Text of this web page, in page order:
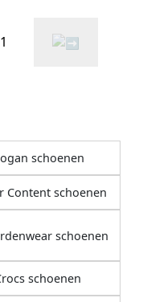
schoenen
Content schoenen
schoenen
schoenen